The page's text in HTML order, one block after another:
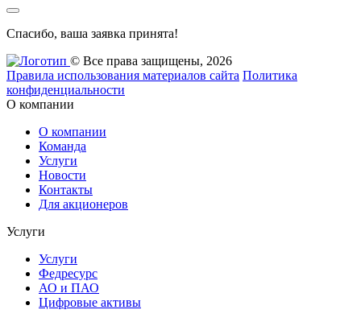
Спасибо, ваша заявка принята!
© Все права защищены, 2026
Правила использования материалов сайта Политика
конфиденциальности
О компании
О компании
Команда
Услуги
Новости
Контакты
Для акционеров
Услуги
Услуги
Федресурс
АО и ПАО
Цифровые активы